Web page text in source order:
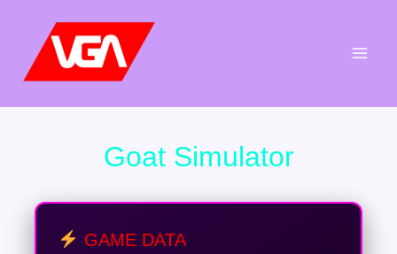
contenu
Goat Simulator
GAME DATA